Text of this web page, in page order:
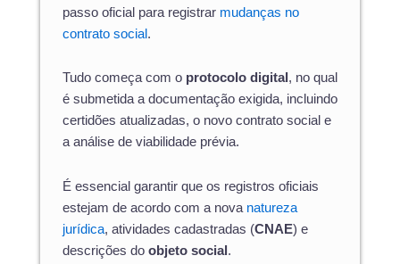
passo oficial para registrar mudanças no
contrato social .
Tudo começa com o protocolo digital , no qual
é submetida a documentação exigida, incluindo
certidões atualizadas, o novo contrato social e
a análise de viabilidade prévia.
É essencial garantir que os registros oficiais
estejam de acordo com a nova natureza
jurídica, atividades cadastradas (CNAE) e
descrições do objeto social .